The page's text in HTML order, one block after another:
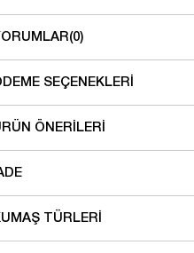
(0)
SEÇENEKLERI
ÖNERILERI
TÜRLERI